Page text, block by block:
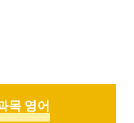
목 영어